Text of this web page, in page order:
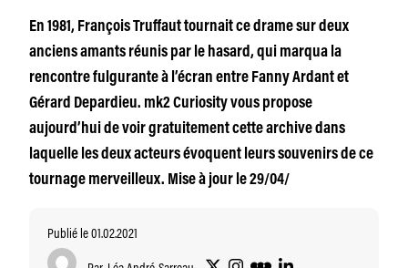
En 1981, François Truffaut tournait ce drame sur deux
anciens amants réunis par le hasard, qui marqua la
rencontre fulgurante à l’écran entre Fanny Ardant et
Gérard Depardieu. mk2 Curiosity vous propose
aujourd’hui de voir gratuitement cette archive dans
laquelle les deux acteurs évoquent leurs souvenirs de ce
tournage merveilleux. Mise à jour le 29/04/
Publié le 01.02.2021